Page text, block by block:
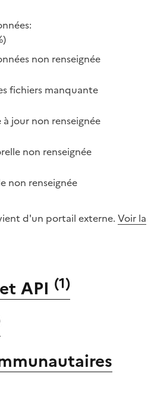
non renseignée
fichiers manquante
jour non renseignée
non renseignée
non renseignée
d'un portail externe. Voir la
API (1)